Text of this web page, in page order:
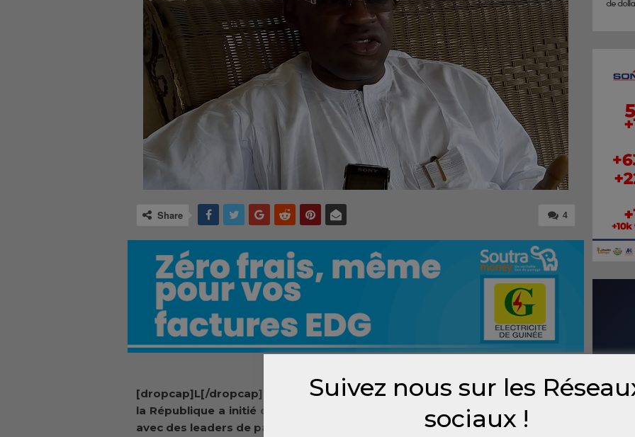
4
Share
[dropcap]L[/dropcap]e président de
la République a initié des rencontres
avec des leaders de partis politiques
Suivez nous sur les
sociaux !